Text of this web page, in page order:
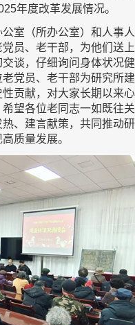
年度改革发展情况。
室（所办公室）和人事人
员、老干部，为他们送上
谈，仔细询问身体状况健
党员、老干部为研究所建
贡献，对大家长期以来心
望各位老同志一如既往关
、建言献策，共同推动研
质量发展。